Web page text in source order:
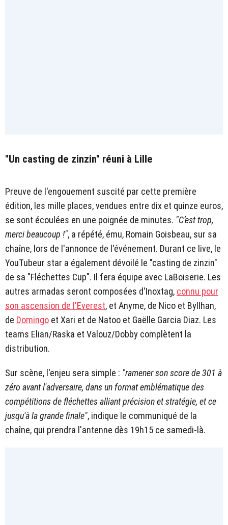
"Un casting de zinzin" réuni à Lille
Preuve de l'engouement suscité par cette première
édition, les mille places, vendues entre dix et quinze euros,
se sont écoulées en une poignée de minutes. "C’est trop,
merci beaucoup !", a répété, ému, Romain Goisbeau, sur sa
chaîne, lors de l'annonce de l'événement. Durant ce live, le
YouTubeur star a également dévoilé le "casting de zinzin"
de sa "Fléchettes Cup". Il fera équipe avec LaBoiserie. Les
autres armadas seront composées d'Inoxtag, connu pour
son ascension de l'Everest, et Anyme, de Nico et ByIlhan,
de Domingo et Xari et de Natoo et Gaëlle Garcia Diaz. Les
teams Elian/Raska et Valouz/Dobby complètent la
distribution.
Sur scène, l'enjeu sera simple : "ramener son score de 301 à
zéro avant l'adversaire, dans un format emblématique des
compétitions de fléchettes alliant précision et stratégie, et ce
jusqu'à la grande finale", indique le communiqué de la
chaîne, qui prendra l'antenne dès 19h15 ce samedi-là.